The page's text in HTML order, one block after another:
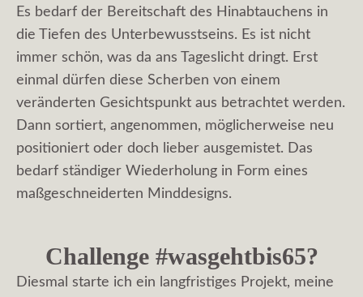
Es bedarf der Bereitschaft des Hinabtauchens in
die Tiefen des Unterbewusstseins. Es ist nicht
immer schön, was da ans Tageslicht dringt. Erst
einmal dürfen diese Scherben von einem
veränderten Gesichtspunkt aus betrachtet werden.
Dann sortiert, angenommen, möglicherweise neu
positioniert oder doch lieber ausgemistet. Das
bedarf ständiger Wiederholung in Form eines
maßgeschneiderten Minddesigns.
Challenge #wasgehtbis65?
Diesmal starte ich ein langfristiges Projekt, meine